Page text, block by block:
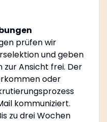
prüfen wir
und geben
zur Ansicht frei. Der
oder
kommuniziert.
zu drei Wochen